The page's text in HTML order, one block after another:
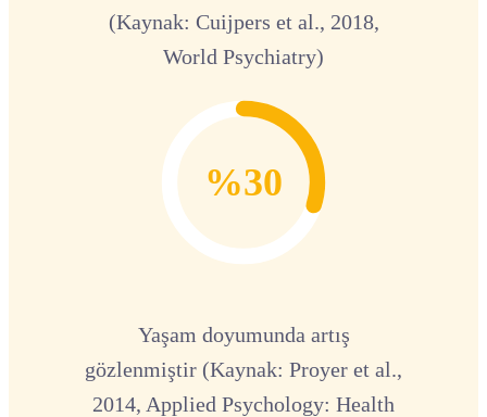
(Kaynak: Cuijpers et al., 2018,
World Psychiatry)
%30
Yaşam doyumunda artış
gözlenmiştir (Kaynak: Proyer et al.,
2014, Applied Psychology: Health